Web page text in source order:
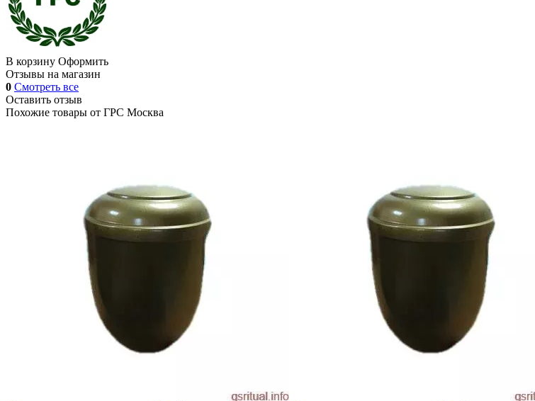
В корзину Оформить
Отзывы на магазин
0 Смотреть все
Оставить отзыв
Похожие товары от ГРС Москва